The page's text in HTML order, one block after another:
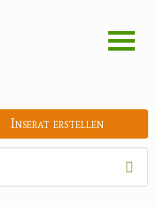
Inserat erstellen